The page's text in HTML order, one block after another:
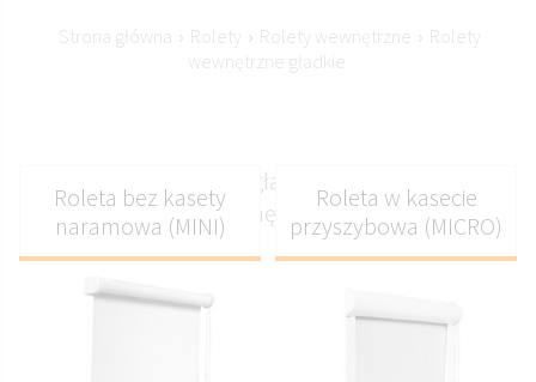
Strona główna › Rolety › Rolety wewnętrzne › Rolety
wewnętrzne gładkie
Minimalistyczne rolety gładkie do nowoczesnych
wnętrz
Roleta bez kasety
naramowa (MINI)
Roleta w kasecie
przyszybowa (MICRO)